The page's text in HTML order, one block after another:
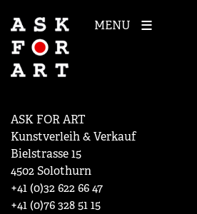
MENU
ASK FOR ART
Kunstverleih & Verkauf
Bielstrasse 15
4502 Solothurn
+41 (0)32 622 66 47
+41 (0)76 328 51 15